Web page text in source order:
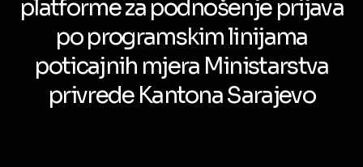
platforme za podnošenje prijava
po programskim linijama
poticajnih mjera Ministarstva
privrede Kantona Sarajevo